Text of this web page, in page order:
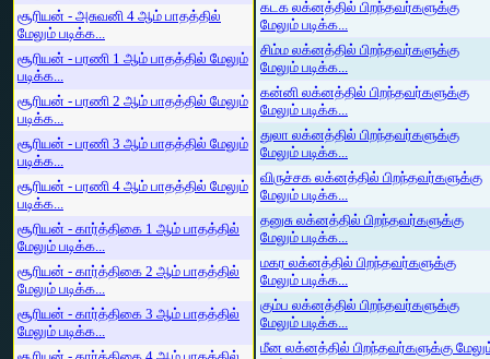
சூரியன் - அசுவனி 4 ஆம் பாதத்தில்
மேலும் படிக்க...
சூரியன் - பரணி 1 ஆம் பாதத்தில் மேலும்
படிக்க...
சூரியன் - பரணி 2 ஆம் பாதத்தில் மேலும்
படிக்க...
சூரியன் - பரணி 3 ஆம் பாதத்தில் மேலும்
படிக்க...
சூரியன் - பரணி 4 ஆம் பாதத்தில் மேலும்
படிக்க...
சூரியன் - கார்த்திகை 1 ஆம் பாதத்தில்
மேலும் படிக்க...
சூரியன் - கார்த்திகை 2 ஆம் பாதத்தில்
மேலும் படிக்க...
சூரியன் - கார்த்திகை 3 ஆம் பாதத்தில்
மேலும் படிக்க...
கடக லக்னத்தில் பிறந்தவர்களுக்கு
மேலும் படிக்க...
சிம்ம லக்னத்தில் பிறந்தவர்களுக்கு
மேலும் படிக்க...
கன்னி லக்னத்தில் பிறந்தவர்களுக்கு
மேலும் படிக்க...
துலா லக்னத்தில் பிறந்தவர்களுக்கு
மேலும் படிக்க...
விருச்சக லக்னத்தில் பிறந்தவர்களுக்கு
மேலும் படிக்க...
தனுசு லக்னத்தில் பிறந்தவர்களுக்கு
மேலும் படிக்க...
மகர லக்னத்தில் பிறந்தவர்களுக்கு
மேலும் படிக்க...
கும்ப லக்னத்தில் பிறந்தவர்களுக்கு
மேலும் படிக்க...
மீன லக்னத்தில் பிறந்தவர்களுக்கு